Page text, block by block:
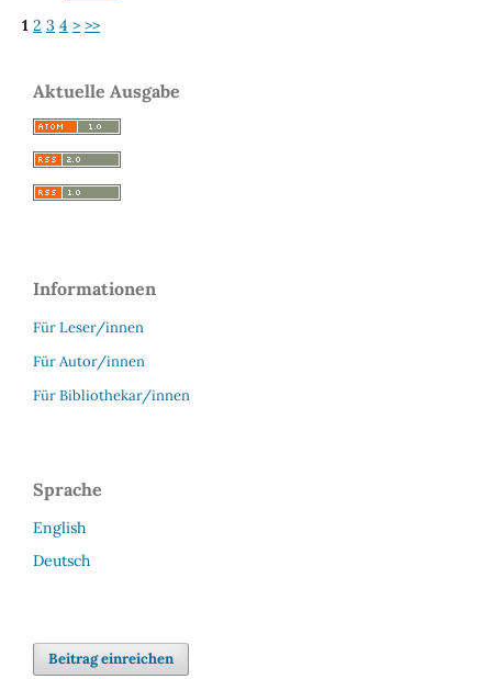
1 2 3 4 > >>
Aktuelle Ausgabe
Informationen
Für Leser/innen
Für Autor/innen
Für Bibliothekar/innen
Sprache
English
Deutsch
Beitrag einreichen